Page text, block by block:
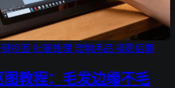
抠图 批量处理 宠物用品 摄影后期
教程：毛发边缘不毛